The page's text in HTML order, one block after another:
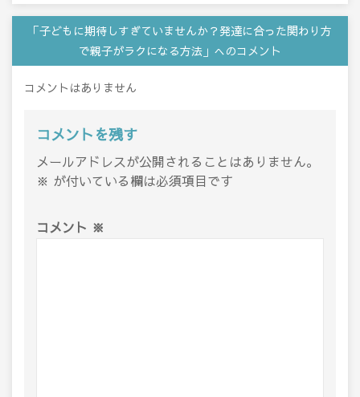
「子どもに期待しすぎていませんか？発達に合った関わり方
で親子がラクになる方法」へのコメント
コメントはありません
コメントを残す
メールアドレスが公開されることはありません。
※ が付いている欄は必須項目です
コメント ※